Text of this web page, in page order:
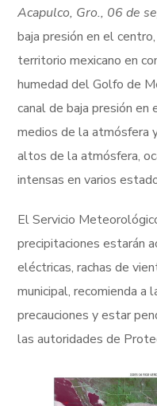
Acapulco, Gro., 06 de
baja presión en el
territorio mexicano en
humedad del Golfo de
canal de baja presión
medios de la atmósfera
altos de la atmósfera,
intensas en varios
El Servicio
precipitaciones estarán
eléctricas, rachas de
municipal, recomienda a
precauciones y estar
las autoridades de